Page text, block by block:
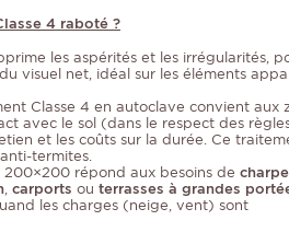
4 raboté ?
les aspérités et les irrégularités,
visuel net, idéal sur les éléments
Classe 4 en autoclave convient aux
avec le sol (dans le respect des
et les coûts sur la durée. Ce
termites.
200×200 répond aux besoins de
, carports ou terrasses à grandes
les charges (neige, vent) sont